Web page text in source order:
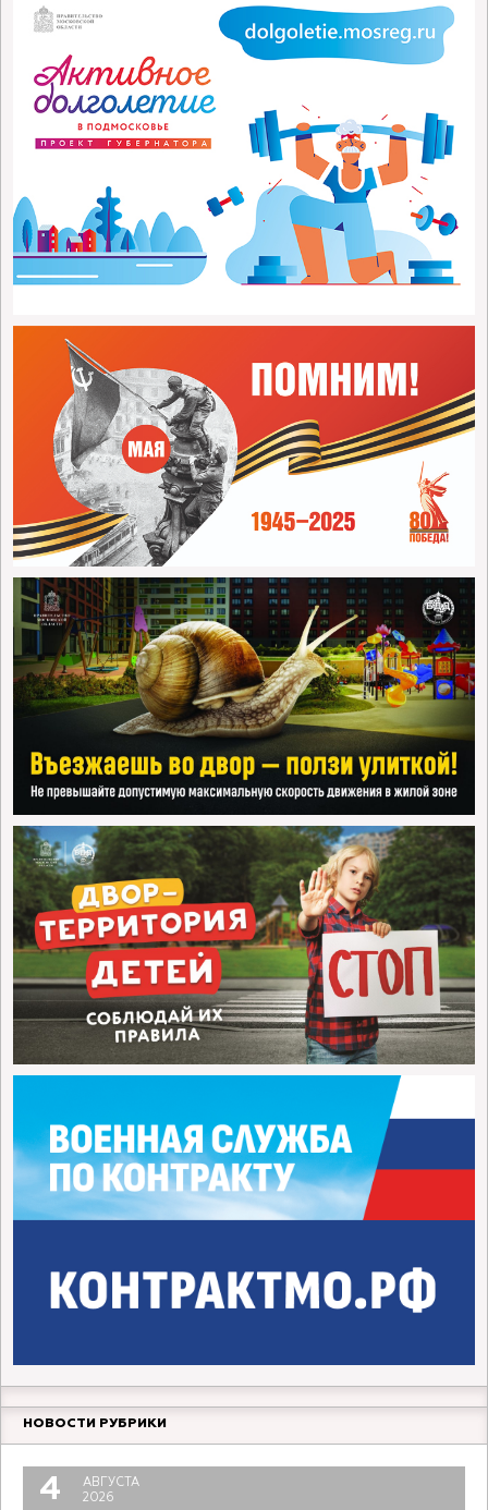
НОВОСТИ РУБРИКИ
4
АВГУСТА
2026